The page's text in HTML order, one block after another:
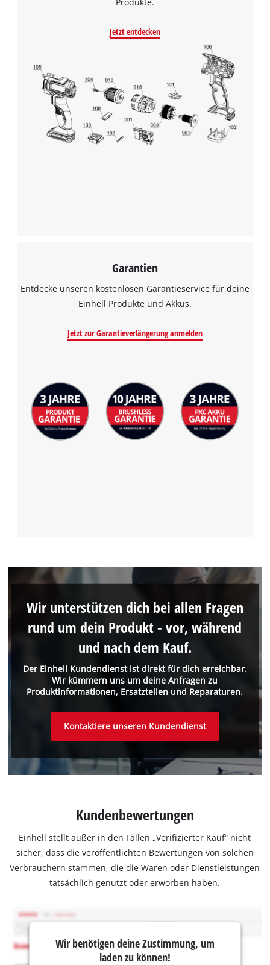
Wir benötigen deine Zustimmung, um
Google Maps laden zu können!
This content is not permitted to load due
to trackers that are not disclosed to the
Jetzt entdecken
Garantien
Entdecke unseren kostenlosen Garantieservice für deine
Einhell Produkte und Akkus.
Jetzt zur Garantieverlängerung anmelden
Der Einhell Kundendienst ist direkt für dich erreichbar.
Wir kümmern uns um deine Anfragen zu
Produktinformationen, Ersatzteilen und Reparaturen.
Wir unterstützen dich bei allen Fragen
rund um dein Produkt - vor, während
und nach dem Kauf.
Kontaktiere unseren Kundendienst
Kundenbewertungen
Einhell stellt außer in den Fällen „Verifizierter Kauf“ nicht
sicher, dass die veröffentlichten Bewertungen von solchen
Verbrauchern stammen, die die Waren oder Dienstleistungen
tatsächlich genutzt oder erworben haben.
Wir benötigen deine Zustimmung, um
laden zu können!